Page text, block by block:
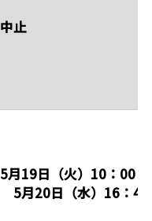
中止
5月19日（火）10：00
5月20日（水）16：45